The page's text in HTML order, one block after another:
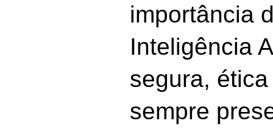
importância
Inteligência
segura,
sempre